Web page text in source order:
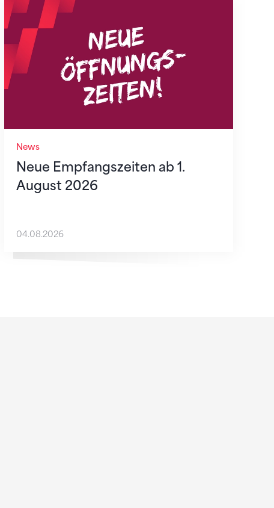
News
Neue Empfangszeiten ab 1.
August 2026
Neue Empfangszeiten ab 1. August 2026
04.08.2026